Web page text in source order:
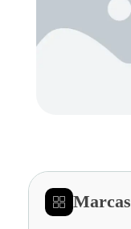
Marcas